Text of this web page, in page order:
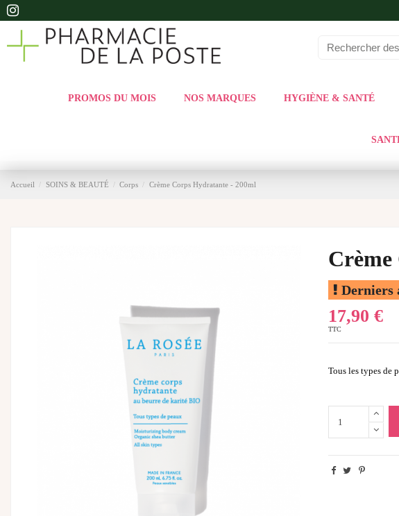
PROMOS DU MOIS NOS MARQUES HYGIÈNE & SANTÉ
Accueil SOINS & BEAUTÉ Corps Crème Corps Hydratante - 200ml
Derniers
17,90 €
TTC
Tous les types de